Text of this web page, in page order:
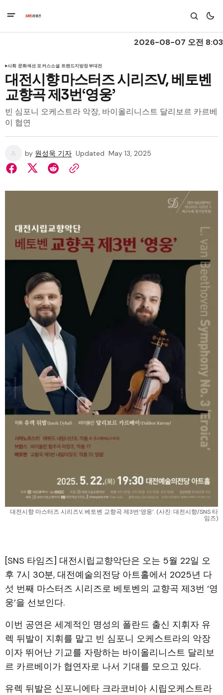
2026-08-07 오전 8:03
사회 문화섹션 포커스소셜 트렌드지방정부대전
대전시향 마스터즈 시리즈V, 베토벤
교향곡 제3번‘영웅’
빈 심포니 오케스트라 악장, 바이올리니스트 달리보르 카르베
이 협연
by 원성욱 기자 Updated May 13, 2025
대전시향 마스터즈 시리즈V, 베토벤 교향곡 제3번‘영웅’. (사진: 대전시향/SNS 타
임즈)
[SNS 타임즈] 대전시립교향악단은 오는 5월 22일 오
후 7시 30분, 대전예술의전당 아트홀에서 2025년 다
섯 번째 마스터즈 시리즈로 베토벤의 교향곡 제3번 ‘영
웅’을 선보인다.
이번 공연은 세계적인 명성의 폴란드 출신 지휘자 유
렉 뒤발이 지휘를 맡고 빈 심포니 오케스트라의 악장
이자 뛰어난 기교를 자랑하는 바이올리니스트 달리보
르 카르베이가 협연자로 나서 기대를 모으고 있다.
유렉 뒤발은 신포니에타 크라코비아 시립오케스트라